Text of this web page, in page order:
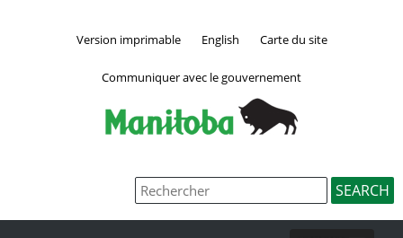
Version imprimable English Carte du site
Communiquer avec le gouvernement